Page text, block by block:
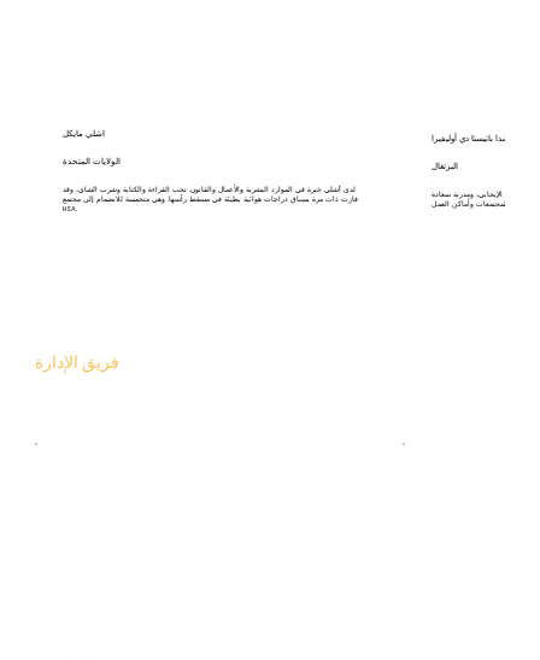
اشلي مايكل
الولايات المتحدة
لدى آشلي خبرة في الموارد البشرية والأعمال والقانون. تحب القراءة والكتابة وشرب الشاي، وقد
فازت ذات مرة بسباق دراجات هوائية بطيئة في مسقط رأسها. وهي متحمسة للانضمام إلى مجتمع
HSA.
بليندا باتيستا دي أوليفيرا
البرتغال
النفس الإيجابي، ومدربة سعادة
فريق الإدارة